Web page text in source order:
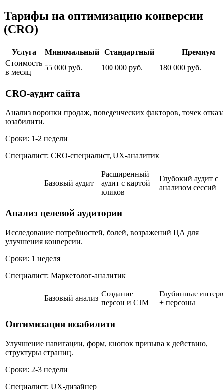
Тарифы на оптимизацию конверсии
(CRO)
Услуга Минимальный Стандартный
Премиум
Стоимость
в месяц
55 000 руб. 100 000 руб. 180 000 руб.
CRO-аудит сайта
Анализ воронки продаж, поведенческих факторов, точек
юзабилити.
Сроки: 1-2 недели
Специалист: CRO-специалист, UX-аналитик
Базовый аудит
Расширенный
аудит с картой
кликов
Глубокий аудит с
анализом сессий
Анализ целевой аудитории
Исследование потребностей, болей, возражений ЦА для
улучшения конверсии.
Сроки: 1 неделя
Специалист: Маркетолог-аналитик
Базовый анализ
Создание
персон и CJM
Глубинные
+ персоны
Оптимизация юзабилити
Улучшение навигации, форм, кнопок призыва к действию,
структуры страниц.
Сроки: 2-3 недели
Специалист: UX-дизайнер